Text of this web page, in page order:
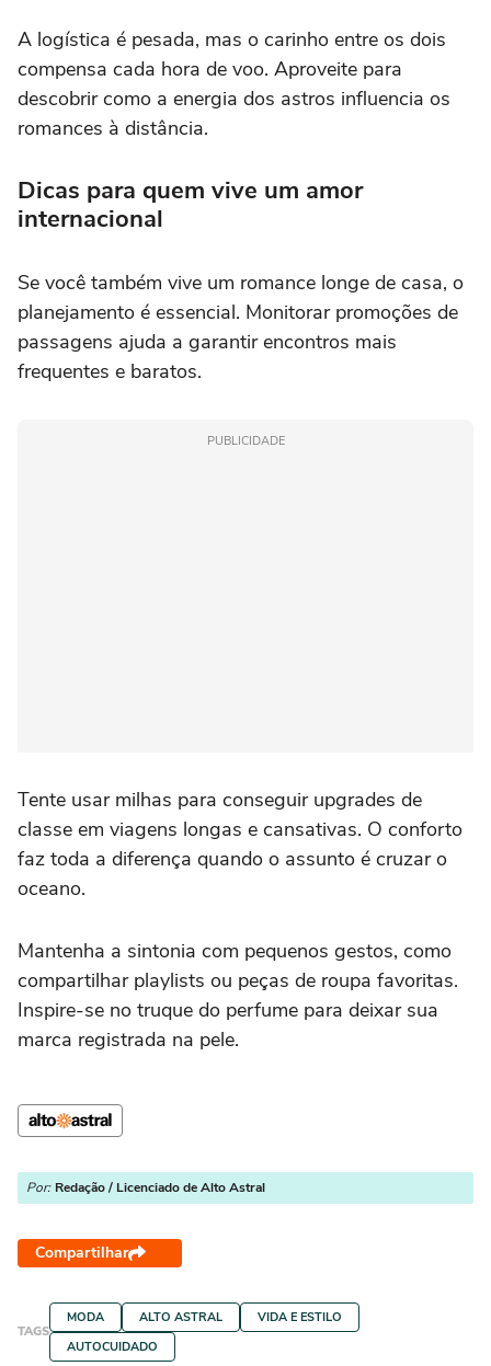
A logística é pesada, mas o carinho entre os dois
compensa cada hora de voo. Aproveite para
descobrir como a energia dos astros influencia os
romances à distância.
Dicas para quem vive um amor
internacional
Se você também vive um romance longe de casa, o
planejamento é essencial. Monitorar promoções de
passagens ajuda a garantir encontros mais
frequentes e baratos.
PUBLICIDADE
Tente usar milhas para conseguir upgrades de
classe em viagens longas e cansativas. O conforto
faz toda a diferença quando o assunto é cruzar o
oceano.
Mantenha a sintonia com pequenos gestos, como
compartilhar playlists ou peças de roupa favoritas.
Inspire-se no truque do perfume para deixar sua
marca registrada na pele.
Por: Redação / Licenciado de Alto Astral
Compartilhar
TAGS
MODA ALTO ASTRAL
VIDA E ESTILO
AUTOCUIDADO